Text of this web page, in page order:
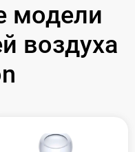
модели
воздуха